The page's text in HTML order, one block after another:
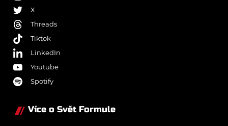
X
Threads
Tiktok
LinkedIn
Youtube
Spotify
Více o Svět Formule